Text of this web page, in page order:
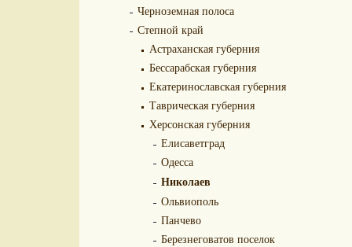
Черноземная полоса
Степной край
Астраханская губерния
Бессарабская губерния
Екатеринославская губерния
Таврическая губерния
Херсонская губерния
Елисаветград
Одесса
Николаев
Ольвиополь
Панчево
Березнеговатов поселок